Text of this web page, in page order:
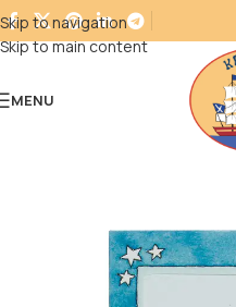
Skip to navigation
Skip to main content
MENU